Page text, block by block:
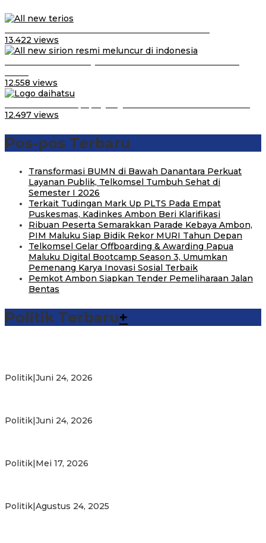
13.422 views
12.558 views
12.497 views
Pos-pos Terbaru
Transformasi BUMN di Bawah Danantara Perkuat
Layanan Publik, Telkomsel Tumbuh Sehat di
Semester I 2026
Terkait Tudingan Mark Up PLTS Pada Empat
Puskesmas, Kadinkes Ambon Beri Klarifikasi
Ribuan Peserta Semarakkan Parade Kebaya Ambon,
PIM Maluku Siap Bidik Rekor MURI Tahun Depan
Telkomsel Gelar Offboarding & Awarding Papua
Maluku Digital Bootcamp Season 3, Umumkan
Pemenang Karya Inovasi Sosial Terbaik
Pemkot Ambon Siapkan Tender Pemeliharaan Jalan
Bentas
Politik Terbaru+
Politik Juni 24, 2026
Politik Juni 24, 2026
Politik Mei 17, 2026
Politik Agustus 24, 2025